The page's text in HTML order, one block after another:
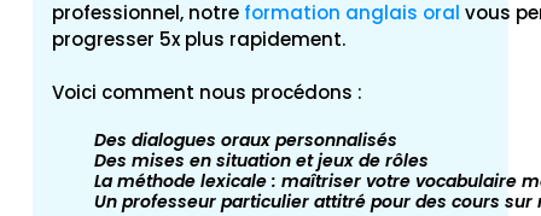
professionnel, notre formation anglais oral vous
progresser 5x plus rapidement.
Voici comment nous procédons :
Des dialogues oraux personnalisés
Des mises en situation et jeux de rôles
La méthode lexicale : maîtriser votre vocabulaire
Un professeur particulier attitré pour des cours sur